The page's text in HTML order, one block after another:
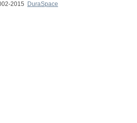
2015
DuraSpace